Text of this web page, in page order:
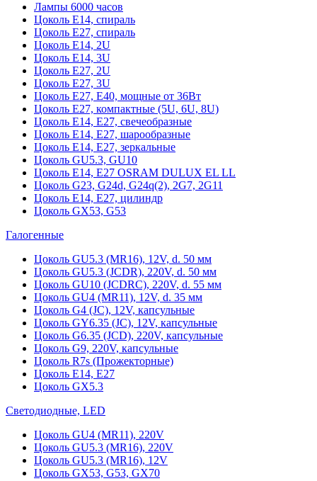
Лампы 6000 часов
Цоколь Е14, спираль
Цоколь Е27, спираль
Цоколь Е14, 2U
Цоколь Е14, 3U
Цоколь Е27, 2U
Цоколь Е27, 3U
Цоколь Е27, Е40, мощные от 36Вт
Цоколь Е27, компактные (5U, 6U, 8U)
Цоколь Е14, Е27, свечеобразные
Цоколь Е14, Е27, шарообразные
Цоколь Е14, Е27, зеркальные
Цоколь GU5.3, GU10
Цоколь Е14, Е27 OSRAM DULUX EL LL
Цоколь G23, G24d, G24q(2), 2G7, 2G11
Цоколь Е14, Е27, цилиндр
Цоколь GX53, G53
Галогенные
Цоколь GU5.3 (MR16), 12V, d. 50 мм
Цоколь GU5.3 (JCDR), 220V, d. 50 мм
Цоколь GU10 (JCDRC), 220V, d. 55 мм
Цоколь GU4 (MR11), 12V, d. 35 мм
Цоколь G4 (JC), 12V, капсульные
Цоколь GY6.35 (JC), 12V, капсульные
Цоколь G6.35 (JCD), 220V, капсульные
Цоколь G9, 220V, капсульные
Цоколь R7s (Прожекторные)
Цоколь E14, E27
Цоколь GX5.3
Светодиодные, LED
Цоколь GU4 (MR11), 220V
Цоколь GU5.3 (MR16), 220V
Цоколь GU5.3 (MR16), 12V
Цоколь GX53, G53, GX70